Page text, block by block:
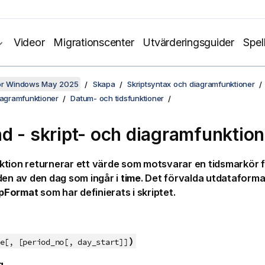
Videor Migrationscenter Utvärderingsguider
Windows May 2025 Skapa
Skriptsyntax och diagramfunktioner
Datum- och tidsfunktioner
- skript- och diagramfunktion
returnerar ett värde som motsvarar en tidsmarkör
av den dag som ingår i time. Det förvalda
som har definierats i skriptet.
[period_no[, day_start]] )